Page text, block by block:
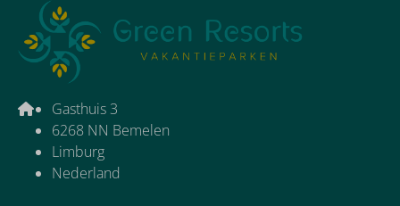
Gasthuis 3
6268 NN Bemelen
Limburg
Nederland